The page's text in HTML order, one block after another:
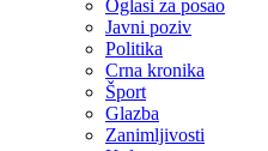
Oglasi za posao
Javni poziv
Politika
Crna kronika
Šport
Glazba
Zanimljivosti